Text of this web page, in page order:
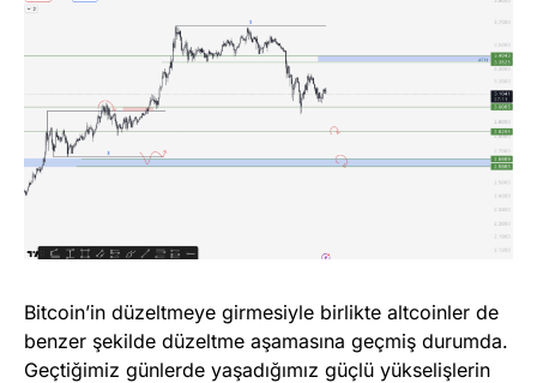
Bitcoin’in düzeltmeye girmesiyle birlikte altcoinler de
benzer şekilde düzeltme aşamasına geçmiş durumda.
Geçtiğimiz günlerde yaşadığımız güçlü yükselişlerin